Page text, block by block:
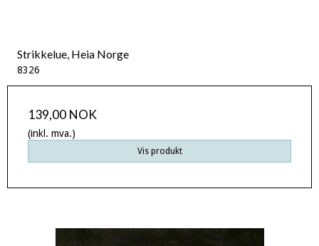
Strikkelue, Heia Norge
8326
139,00 NOK
(inkl. mva.)
Vis produkt